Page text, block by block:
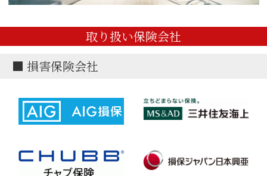
取り扱い保険会社
■ 損害保険会社